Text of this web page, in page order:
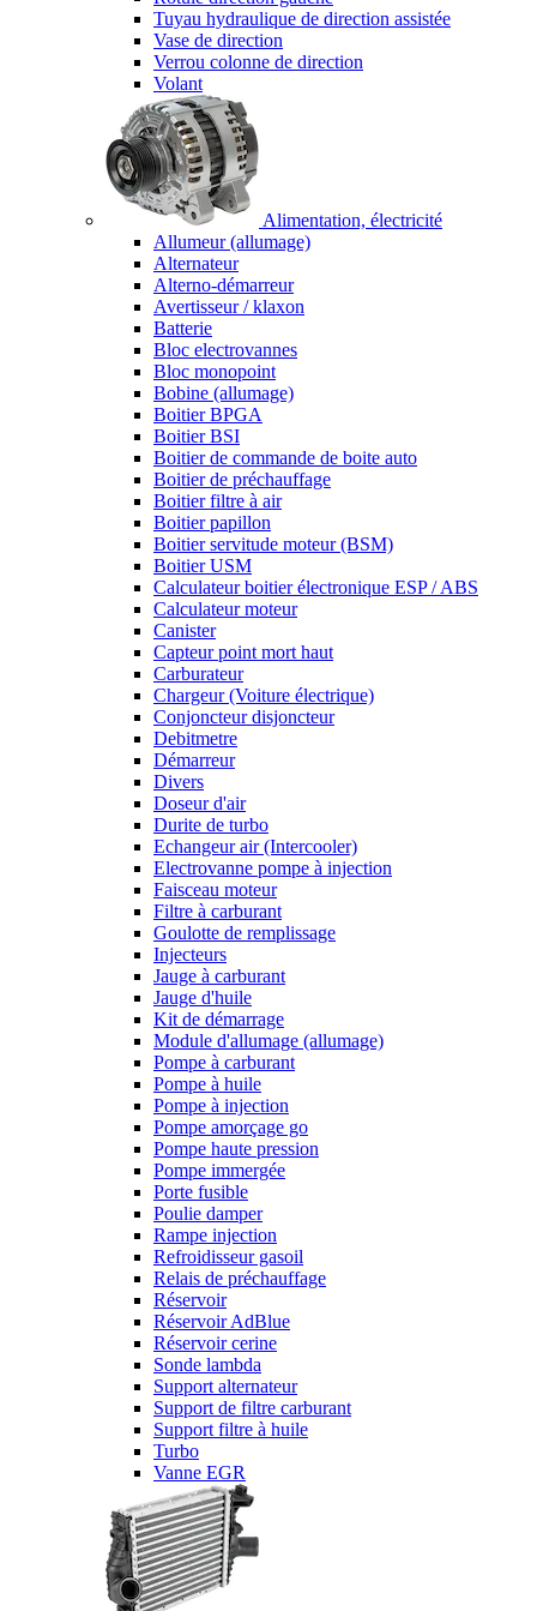
Tuyau hydraulique de direction assistée
Vase de direction
Verrou colonne de direction
Volant
Alimentation, électricité
Allumeur (allumage)
Alternateur
Alterno-démarreur
Avertisseur / klaxon
Batterie
Bloc electrovannes
Bloc monopoint
Bobine (allumage)
Boitier BPGA
Boitier BSI
Boitier de commande de boite auto
Boitier de préchauffage
Boitier filtre à air
Boitier papillon
Boitier servitude moteur (BSM)
Boitier USM
Calculateur boitier électronique ESP / ABS
Calculateur moteur
Canister
Capteur point mort haut
Carburateur
Chargeur (Voiture électrique)
Conjoncteur disjoncteur
Debitmetre
Démarreur
Divers
Doseur d'air
Durite de turbo
Echangeur air (Intercooler)
Electrovanne pompe à injection
Faisceau moteur
Filtre à carburant
Goulotte de remplissage
Injecteurs
Jauge à carburant
Jauge d'huile
Kit de démarrage
Module d'allumage (allumage)
Pompe à carburant
Pompe à huile
Pompe à injection
Pompe amorçage go
Pompe haute pression
Pompe immergée
Porte fusible
Poulie damper
Rampe injection
Refroidisseur gasoil
Relais de préchauffage
Réservoir
Réservoir AdBlue
Réservoir cerine
Sonde lambda
Support alternateur
Support de filtre carburant
Support filtre à huile
Turbo
Vanne EGR